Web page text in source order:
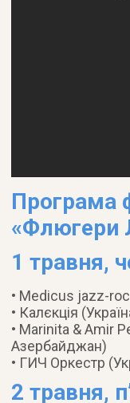
Програма
«Флюгери
1 травня,
• Medicus jazz-
• Калєкція
• Marinita & Amir
Азербайджан)
• ГИЧ Оркестр
2 травня,